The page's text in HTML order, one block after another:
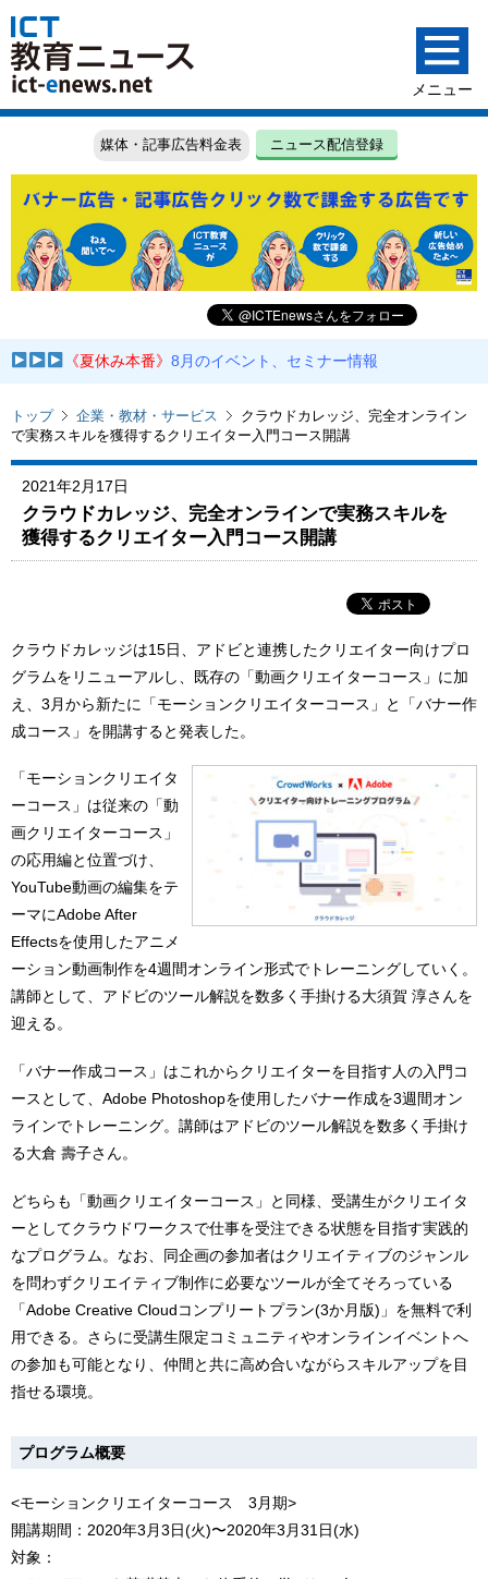
媒体・記事広告料金表 ニュース配信登録
《夏休み本番》8月のイベント、セミナー情報
トップ 企業・教材・サービス
クラウドカレッジ、完全オンライン
で実務スキルを獲得するクリエイター入門コース開講
2021年2月17日
クラウドカレッジ、完全オンラインで実務スキルを
獲得するクリエイター入門コース開講
クラウドカレッジは15日、アドビと連携したクリエイター向けプロ
グラムをリニューアルし、既存の「動画クリエイターコース」に加
え、3月から新たに「モーションクリエイターコース」と「バナー作
成コース」を開講すると発表した。
「モーションクリエイタ
ーコース」は従来の「動
画クリエイターコース」
の応用編と位置づけ、
YouTube動画の編集をテ
ーマにAdobe After
Effectsを使用したアニメ
ーション動画制作を4週間オンライン形式でトレーニングしていく。
講師として、アドビのツール解説を数多く手掛ける大須賀 淳さんを
迎える。
「バナー作成コース」はこれからクリエイターを目指す人の入門コ
ースとして、Adobe Photoshopを使用したバナー作成を3週間オン
ラインでトレーニング。講師はアドビのツール解説を数多く手掛け
る大倉 壽子さん。
どちらも「動画クリエイターコース」と同様、受講生がクリエイタ
ーとしてクラウドワークスで仕事を受注できる状態を目指す実践的
なプログラム。なお、同企画の参加者はクリエイティブのジャンル
を問わずクリエイティブ制作に必要なツールが全てそろっている
「Adobe Creative Cloudコンプリートプラン(3か月版)」を無料で利
用できる。さらに受講生限定コミュニティやオンラインイベントへ
の参加も可能となり、仲間と共に高め合いながらスキルアップを目
指せる環境。
プログラム概要
<モーションクリエイターコース 3月期>
開講期間：2020年3月3日(火)〜2020年3月31日(水)
対象：